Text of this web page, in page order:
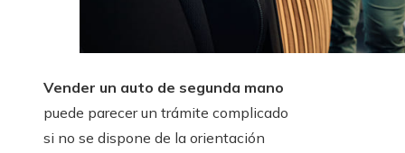
Vender un auto de segunda mano
puede parecer un trámite complicado
si no se dispone de la orientación